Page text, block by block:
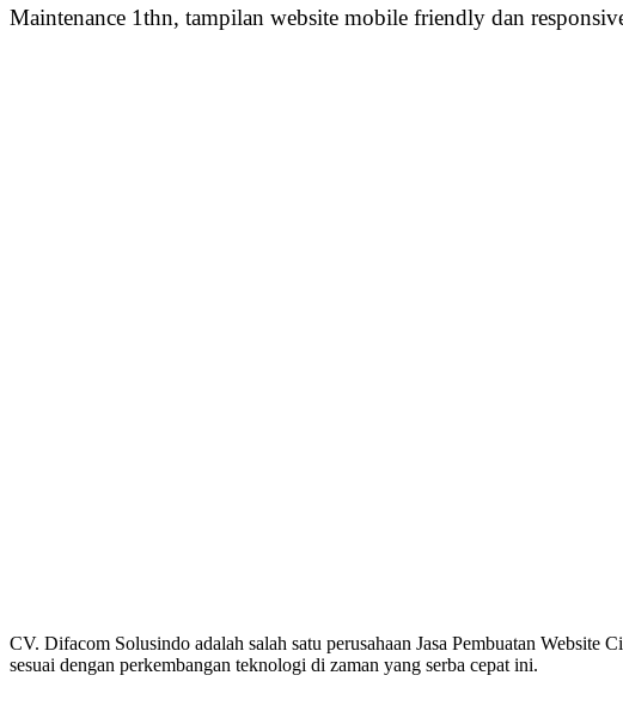
Maintenance 1thn, tampilan website mobile friendly dan
CV. Difacom Solusindo adalah salah satu perusahaan Jasa Pembuatan
sesuai dengan perkembangan teknologi di zaman yang serba cepat ini.